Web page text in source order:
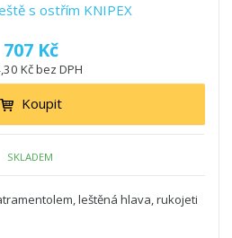
s ostřím KNIPEX
707 Kč
Kč bez DPH
Koupit
SKLADEM
leštěná hlava, rukojeti